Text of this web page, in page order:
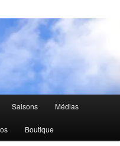
Saisons Médias
Boutique